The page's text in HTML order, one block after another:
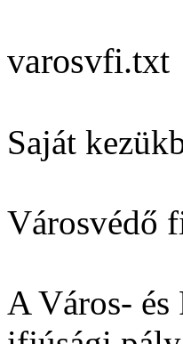
varosvfi.txt
Saját
Városvédő
A Város- és